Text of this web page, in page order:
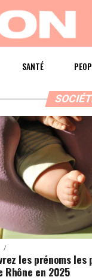
SANTÉ
les prénoms les
Rhône en 2025